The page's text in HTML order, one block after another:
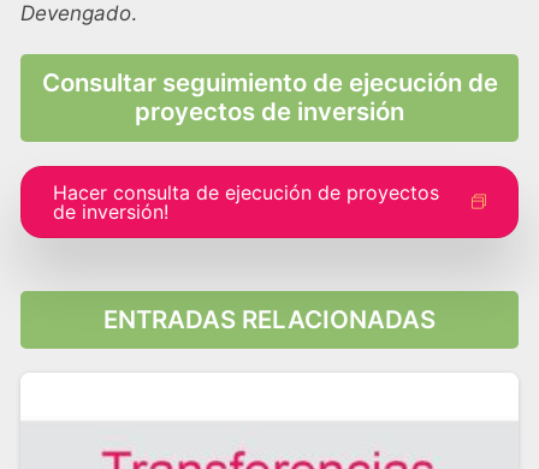
Devengado.
Consultar seguimiento de ejecución de
proyectos de inversión
Hacer consulta de ejecución de proyectos
de inversión!
ENTRADAS RELACIONADAS